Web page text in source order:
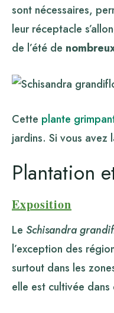
sont nécessaires,
leur réceptacle
de l’été de
Cette plante
jardins. Si vous avez
Plantation
Exposition
Le Schisandra
l’exception des
surtout dans les
elle est cultivée